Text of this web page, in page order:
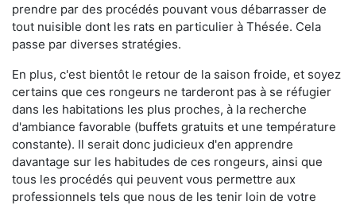
prendre par des procédés pouvant vous débarrasser de
tout nuisible dont les rats en particulier à Thésée. Cela
passe par diverses stratégies.
En plus, c'est bientôt le retour de la saison froide, et soyez
certains que ces rongeurs ne tarderont pas à se réfugier
dans les habitations les plus proches, à la recherche
d'ambiance favorable (buffets gratuits et une température
constante). Il serait donc judicieux d'en apprendre
davantage sur les habitudes de ces rongeurs, ainsi que
tous les procédés qui peuvent vous permettre aux
professionnels tels que nous de les tenir loin de votre